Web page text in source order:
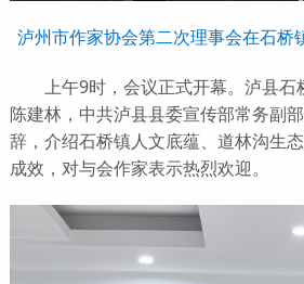
泸州市作家协会第二次理事会在石桥
上午9时，会议正式开幕。泸县石
陈建林，中共泸县县委宣传部常务副
辞，介绍石桥镇人文底蕴、道林沟生
成效，对与会作家表示热烈欢迎。